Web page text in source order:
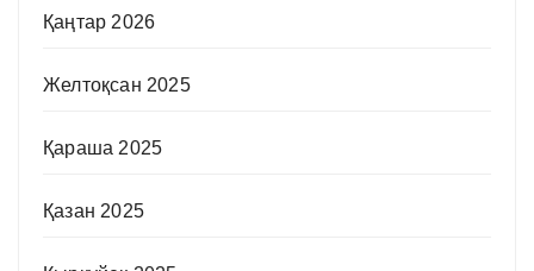
Қаңтар 2026
Желтоқсан 2025
Қараша 2025
Қазан 2025